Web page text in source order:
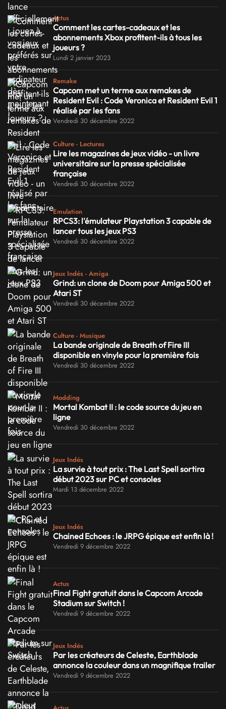
Actus
Comment les cartes-cadeaux et les
abonnements Xbox profitent-ils à tous les
joueurs ?
Lundi 2 janvier 2023
Remake
Capcom met un terme aux remakes de
Resident Evil : Code Veronica et Resident Evil 1
réalisé par les fans
Vendredi 30 décembre 2022
Culture - Lectures
Lire les magazines de jeux vidéo - un livre
universitaire sur la presse spécialisée
française
Vendredi 30 décembre 2022
Emulation
RPCS3: l'émulateur Playstation 3 capable de
lancer tous les jeux PS3
Vendredi 30 décembre 2022
Jeux Indés - Amiga
Grind: un clone de Doom pour Amiga 500 et
Atari ST
Vendredi 30 décembre 2022
Culture - Musique
La bande originale de Breath of Fire III
disponible en vinyle pour la première fois
Vendredi 30 décembre 2022
Modding
Mortal Kombat II : le code source du jeu en
ligne
Vendredi 30 décembre 2022
Jeux Indés
La survie à tout prix : The Last Spell sortira
début 2023 sur PC et consoles
Mardi 13 décembre 2022
Jeux Indés
Chained Echoes : le JRPG épique est enfin là !
Vendredi 9 décembre 2022
Actus
Final Fight gratuit dans le Capcom Arcade
Stadium sur Switch !
Vendredi 9 décembre 2022
Jeux Indés
Par les créateurs de Celeste, Earthblade
annonce la couleur dans un magnifique trailer
Vendredi 9 décembre 2022